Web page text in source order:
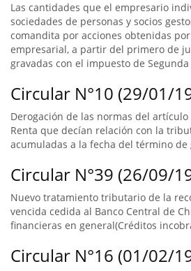
Las cantidades que el empresario
sociedades de personas y socios
comandita por acciones obtenidas
empresarial, a partir del primero de
gravadas con el impuesto de Segunda
Circular N°10 (29/01/
Derogación de las normas del artículo
Renta que decían relación con la
acumuladas a la fecha del término de
Circular N°39 (26/09/
Nuevo tratamiento tributario de la
vencida cedida al Banco Central de
financieras en general(Créditos
Circular N°16 (01/02/